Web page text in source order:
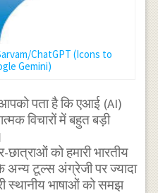
ChatGPT (Icons to
Gemini)
पता है कि एआई (AI)
विचारों में बहुत बड़ी
को हमारी भारतीय
अन्य टूल्स अंग्रेजी पर ज्यादा
स्थानीय भाषाओं को समझ